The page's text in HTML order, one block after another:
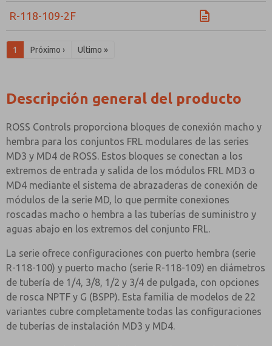
R-118-109-2F
1 Próximo › Ultimo »
Descripción general del producto
ROSS Controls proporciona bloques de conexión macho y
hembra para los conjuntos FRL modulares de las series
MD3 y MD4 de ROSS. Estos bloques se conectan a los
extremos de entrada y salida de los módulos FRL MD3 o
MD4 mediante el sistema de abrazaderas de conexión de
módulos de la serie MD, lo que permite conexiones
roscadas macho o hembra a las tuberías de suministro y
aguas abajo en los extremos del conjunto FRL.
La serie ofrece configuraciones con puerto hembra (serie
R-118-100) y puerto macho (serie R-118-109) en diámetros
de tubería de 1/4, 3/8, 1/2 y 3/4 de pulgada, con opciones
de rosca NPTF y G (BSPP). Esta familia de modelos de 22
variantes cubre completamente todas las configuraciones
de tuberías de instalación MD3 y MD4.